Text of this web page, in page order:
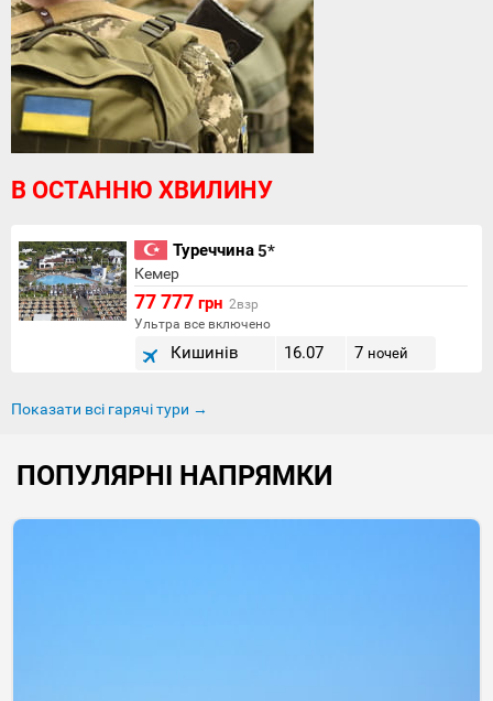
В ОСТАННЮ ХВИЛИНУ
Туреччина5*
Кемер
77 777 грн 2взр
Ультра все включено
Кишинів 16.07 7 ночей
Показати всі гарячі тури →
ПОПУЛЯРНІ НАПРЯМКИ